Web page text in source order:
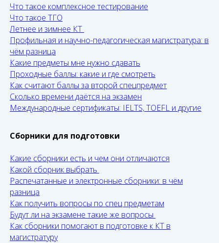
Что такое комплексное тестирование
Что такое ТГО
Летнее и зимнее КТ
Профильная и научно-педагогическая магистратура: в
чём разница
Какие предметы мне нужно сдавать
Проходные баллы: какие и где смотреть
Как считают баллы за второй спецпредмет
Сколько времени даётся на экзамен
Международные сертификаты: IELTS, TOEFL и другие
Сборники для подготовки
Какие сборники есть и чем они отличаются
Какой сборник выбрать
Распечатанные и электронные сборники: в чём
разница
Как получить вопросы по спец предметам
Будут ли на экзамене такие же вопросы
Как сборники помогают в подготовке к КТ в
магистратуру